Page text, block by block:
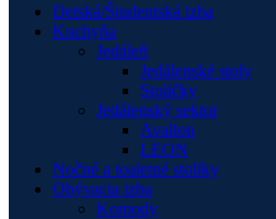
Detská/Študentská izba
Kuchyňa
Jedáleň
Jedálenské stoly
Stoličky
Jedálenský sektor
Avallon
LEON
Nočné a toaletné stolíky
Obývacia izba
Komody